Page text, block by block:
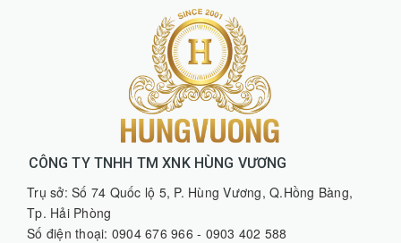
CÔNG TY TNHH TM XNK HÙNG VƯƠNG
Trụ sở: Số 74 Quốc lộ 5, P. Hùng Vương, Q.Hồng Bàng,
Tp. Hải Phòng
Số điện thoại: 0904 676 966 - 0903 402 588